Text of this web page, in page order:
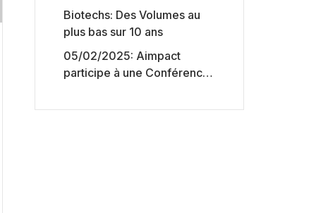
Biotechs de Boursorama
Biotechs: Des Volumes au
plus bas sur 10 ans
05/02/2025: Aimpact
participe à une Conférence
capitaux américains,